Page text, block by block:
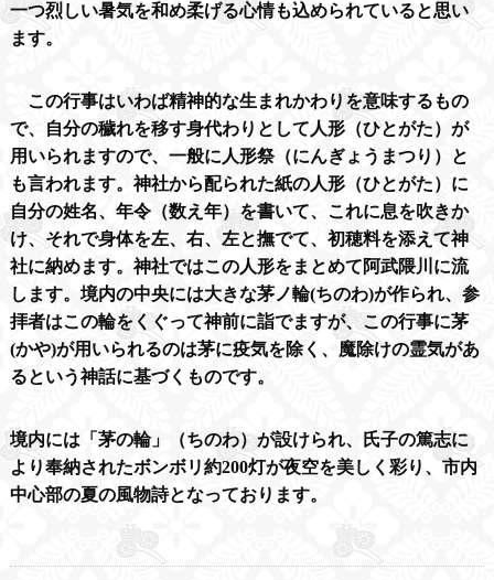
一つ烈しい暑気を和め柔げる心情も込められていると思い
ます。
この行事はいわば精神的な生まれかわりを意味するもの
で、自分の穢れを移す身代わりとして人形（ひとがた）が
用いられますので、一般に人形祭（にんぎょうまつり）と
も言われます。神社から配られた紙の人形（ひとがた）に
自分の姓名、年令（数え年）を書いて、これに息を吹きか
け、それで身体を左、右、左と撫でて、初穂料を添えて神
社に納めます。神社ではこの人形をまとめて阿武隈川に流
します。境内の中央には大きな茅ノ輪(ちのわ)が作られ、参
拝者はこの輪をくぐって神前に詣でますが、この行事に茅
(かや)が用いられるのは茅に疫気を除く、魔除けの霊気があ
るという神話に基づくものです。
境内には「茅の輪」（ちのわ）が設けられ、氏子の篤志に
より奉納されたボンボリ約200灯が夜空を美しく彩り、市内
中心部の夏の風物詩となっております。